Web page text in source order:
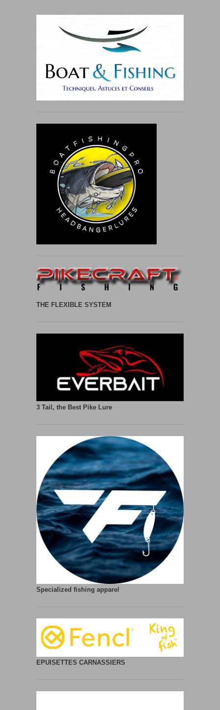
THE FLEXIBLE SYSTEM
3 Tail, the Best Pike Lure
Specialized fishing apparel
EPUISETTES CARNASSIERS